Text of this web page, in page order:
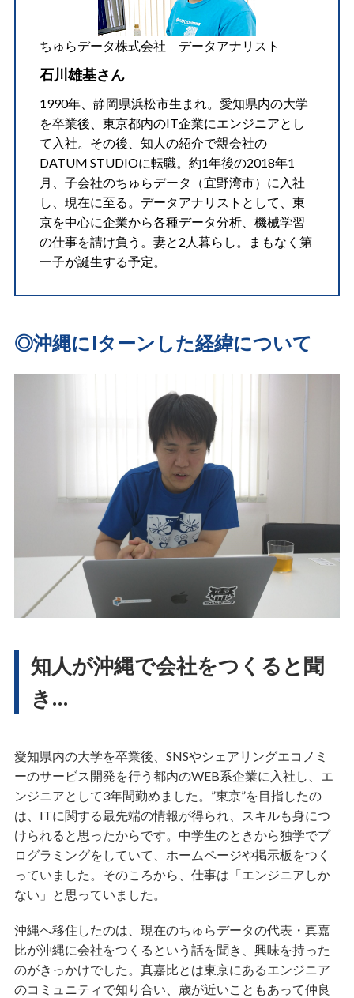
ちゅらデータ株式会社 データアナリスト
石川雄基さん
1990年、静岡県浜松市生まれ。愛知県内の大学
を卒業後、東京都内のIT企業にエンジニアとし
て入社。その後、知人の紹介で親会社の
DATUM STUDIOに転職。約1年後の2018年1
月、子会社のちゅらデータ（宜野湾市）に入社
し、現在に至る。データアナリストとして、東
京を中心に企業から各種データ分析、機械学習
の仕事を請け負う。妻と2人暮らし。まもなく第
一子が誕生する予定。
◎沖縄にIターンした経緯について
知人が沖縄で会社をつくると聞
き…
愛知県内の大学を卒業後、SNSやシェアリングエコノミ
ーのサービス開発を行う都内のWEB系企業に入社し、エ
ンジニアとして3年間勤めました。”東京”を目指したの
は、ITに関する最先端の情報が得られ、スキルも身につ
けられると思ったからです。中学生のときから独学でプ
ログラミングをしていて、ホームページや掲示板をつく
っていました。そのころから、仕事は「エンジニアしか
ない」と思っていました。
沖縄へ移住したのは、現在のちゅらデータの代表・真嘉
比が沖縄に会社をつくるという話を聞き、興味を持った
のがきっかけでした。真嘉比とは東京にあるエンジニア
のコミュニティで知り合い、歳が近いこともあって仲良